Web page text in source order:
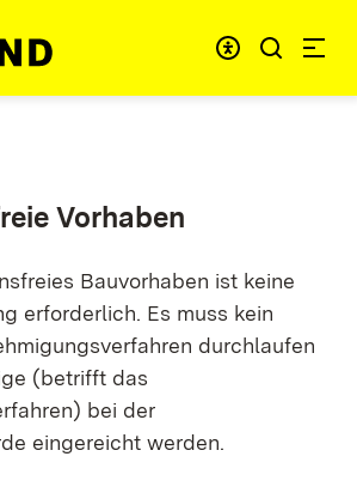
Menü für
Vorhaben
Bauvorhaben ist keine
erforderlich. Es muss kein
durchlaufen
(betrifft das
bei der
eingereicht werden.